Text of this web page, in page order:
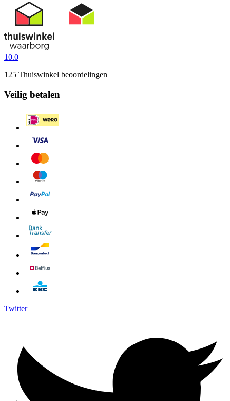
10.0
125 Thuiswinkel beoordelingen
Veilig betalen
Twitter